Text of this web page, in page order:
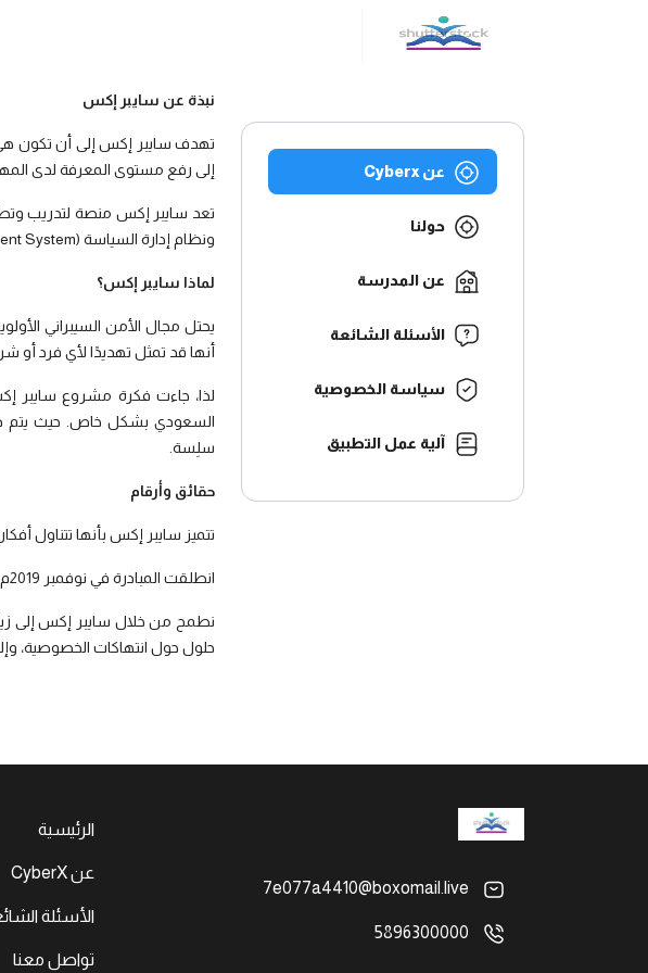
عن Cyberx
حولنا
عن المدرسة
الأسئلة الشائعة
سياسة الخصوصية
آلية عمل التطبيق
نبذة عن سايبر إكس
تهدف سايبر إكس إلى أن تكون هي
إلى رفع مستوى المعرفة لدى
ونظام إدارة السياسة (policy Management System) وغيرها.
لماذا سايبر إكس؟
يحتل مجال الأمن السيبراني
أنها قد تمثل تهديدًا لأي فرد أو
لذا، جاءت فكرة مشروع سايبر
السعودي بشكل خاص. حيث يتم ذلك
سلِسة.
حقائق وأرقام
تتميز سايبر إكس بأنها تتناول
انطلقت المبادرة في نوفمبر 2019م، وخلال فترة وجيزة أصبحت ثالث أكبر منصة توعوية في السعودية حول الأمن السيبراني.
نطمح من خلال سايبر إكس إلى
حلول حول انتهاكات الخصوصية،
7e077a4410@boxomail.live
5896300000
الرئيسية
عن CyberX
الأسئلة
تواصل معنا